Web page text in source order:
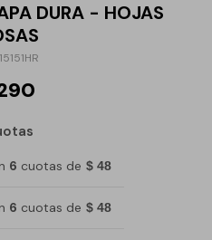
DURA - HOJAS
15151HR
6 cuotas de $ 48
6 cuotas de $ 48